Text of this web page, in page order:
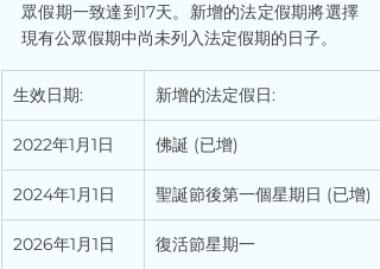
眾假期一致達到17天。新增的法定假期將選擇
現有公眾假期中尚未列入法定假期的日子。
生效日期: 新增的法定假日:
2022年1月1日 佛誕 (已增)
2024年1月1日 聖誕節後第一個星期日 (已增)
2026年1月1日 復活節星期一